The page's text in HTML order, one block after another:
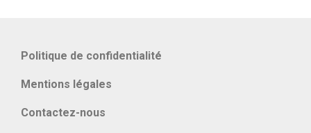
Politique de confidentialité
Mentions légales
Contactez-nous